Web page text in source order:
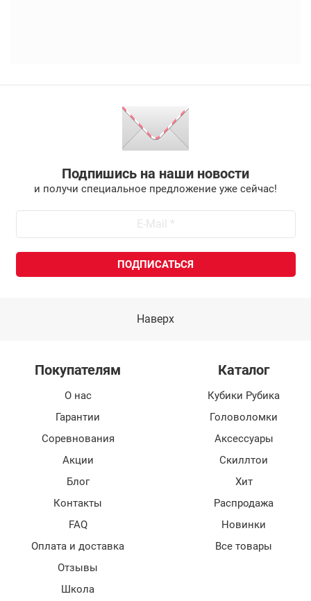
Подпишись на наши новости
и получи специальное предложение уже сейчас!
Наверх
Покупателям
О нас
Гарантии
Соревнования
Акции
Блог
Контакты
FAQ
Оплата и доставка
Отзывы
Школа
Каталог
Кубики Рубика
Головоломки
Аксессуары
Скиллтои
Хит
Распродажа
Новинки
Все товары